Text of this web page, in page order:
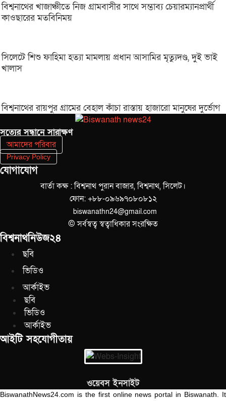
বিশ্বনাথের খাজাঞ্চীতে নিজ গ্রামবাসীর সাথে সম্ভাব্য চেয়ারম্যানপ্রার্থী
কাওছারের মতবিনিময়
সিলেটে শিশু ফাহিমা হত্যা মামলায় প্রধান আসামির মৃত্যুদণ্ড, দুই ভাই
খালাস
বিশ্বনাথের রায়পুর গ্রামের বেহাল কাঁচা রাস্তায় হাজারো মানুষের দুর্ভোগ
সত‌্যের সন্ধানে সারাক্ষণ
আমাদের পরিবার
Privacy Policy
যোগাযোগ
বার্তা কক্ষ : বিশ্বনাথ পুরান বাজার, বিশ্বনাথ, সিলেট।
ফোন: +৮৮-০৯৬৯৭০৮০৮১২
biswanathn24@gmail.com
© সর্বস্বত্ব স্বত্বাধিকার সংরক্ষিত
বিশ্বনাথনিউজ২৪
ছবি
ভিডিও
আর্কাইভ
ছবি
ভিডিও
আর্কাইভ
আইটি সহযোগীতায়
ওয়েবস ইনসাইট
BiswanathNews24.com is the first online news portal in Biswanath. It